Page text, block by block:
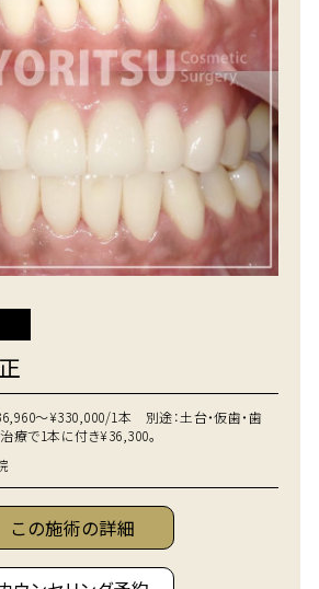
～¥330,000/1本 別途：土台・仮歯・歯
療で1本に付き¥36,300。
この施術の詳細